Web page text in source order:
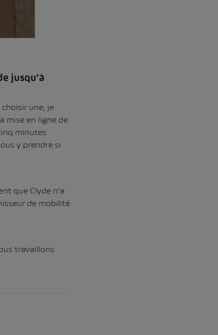
jusqu’à
choisir une, je
mise en ligne de
minutes
y prendre si
que Clyde n’a
de mobilité
travaillons